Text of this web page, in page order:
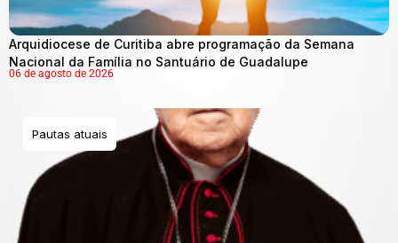
Arquidiocese de Curitiba abre programação da Semana
Nacional da Família no Santuário de Guadalupe
06 de agosto de 2026
Pautas atuais